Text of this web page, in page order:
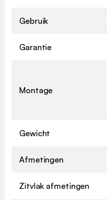
Gebruik
Garantie
Montage
Gewicht
Afmetingen
Zitvlak afmetingen